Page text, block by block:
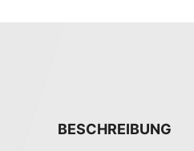
BESCHREIBUNG